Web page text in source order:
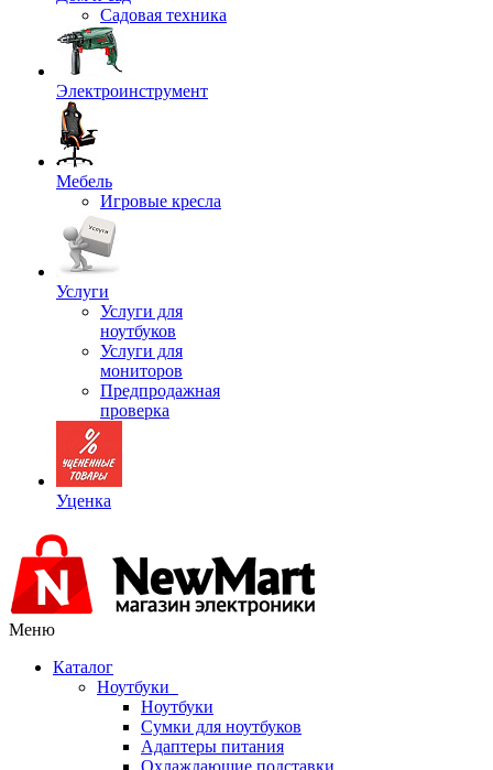
Садовая техника
Электроинструмент
Мебель
Игровые кресла
Услуги
Услуги для
ноутбуков
Услуги для
мониторов
Предпродажная
проверка
Уценка
Меню
Каталог
Ноутбуки
Ноутбуки
Сумки для ноутбуков
Адаптеры питания
Охлаждающие подставки